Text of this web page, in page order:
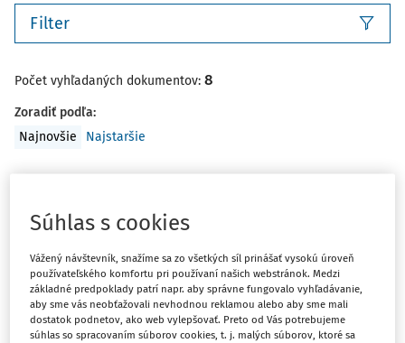
Filter
Počet vyhľadaných dokumentov: 8
Zoradiť podľa:
Najnovšie
Najstaršie
Prísnejšie kontroly voči neplatičom PZP
Vláda schválila návrh zákona, ktorý zefektívni systém
povinného zmluvného poistenia (PZP) a radikálne zníži
počet nepoistených vozidiel v cestnej premávke.
ROPO redakcia
Vydané:18. 12. 2025 / 2 minúty čítania
Súhlas s cookies
Vážený návštevník, snažíme sa zo všetkých síl prinášať vysokú úroveň
používateľského komfortu pri používaní našich webstránok. Medzi
základné predpoklady patrí napr. aby správne fungovalo vyhľadávanie,
aby sme vás neobťažovali nevhodnou reklamou alebo aby sme mali
dostatok podnetov, ako web vylepšovať. Preto od Vás potrebujeme
súhlas so spracovaním súborov cookies, t. j. malých súborov, ktoré sa